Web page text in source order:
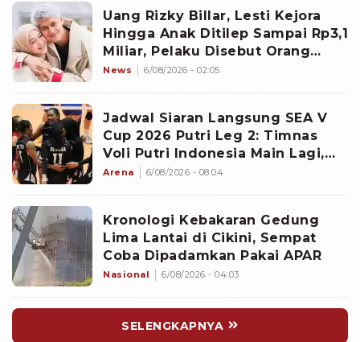
Uang Rizky Billar, Lesti Kejora
Hingga Anak Ditilep Sampai Rp3,1
Miliar, Pelaku Disebut Orang
Terdekat
News 6/08/2026 - 02:05
Jadwal Siaran Langsung SEA V
Cup 2026 Putri Leg 2: Timnas
Voli Putri Indonesia Main Lagi,
Langsung Hadapi Vietnam
Arena 6/08/2026 - 08:04
Kronologi Kebakaran Gedung
Lima Lantai di Cikini, Sempat
Coba Dipadamkan Pakai APAR
Nasional 6/08/2026 - 04:03
SELENGKAPNYA